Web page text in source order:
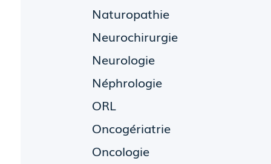
Naturopathie
Neurochirurgie
Neurologie
Néphrologie
ORL
Oncogériatrie
Oncologie